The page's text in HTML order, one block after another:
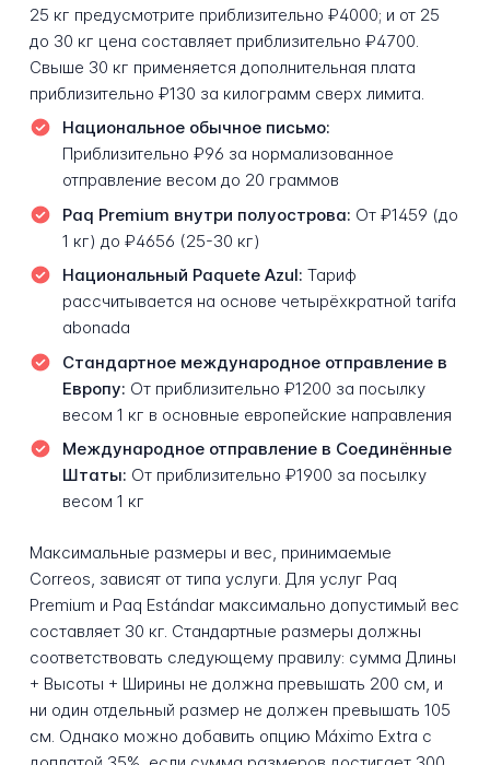
25 кг предусмотрите приблизительно ₽4000; и от 25
до 30 кг цена составляет приблизительно ₽4700.
Свыше 30 кг применяется дополнительная плата
приблизительно ₽130 за килограмм сверх лимита.
Национальное обычное письмо:
Приблизительно ₽96 за нормализованное
отправление весом до 20 граммов
Paq Premium внутри полуострова: От ₽1459 (до
1 кг) до ₽4656 (25-30 кг)
Национальный Paquete Azul: Тариф
рассчитывается на основе четырёхкратной tarifa
abonada
Стандартное международное отправление в
Европу: От приблизительно ₽1200 за посылку
весом 1 кг в основные европейские направления
Международное отправление в Соединённые
Штаты: От приблизительно ₽1900 за посылку
весом 1 кг
Максимальные размеры и вес, принимаемые
Correos, зависят от типа услуги. Для услуг Paq
Premium и Paq Estándar максимально допустимый вес
составляет 30 кг. Стандартные размеры должны
соответствовать следующему правилу: сумма Длины
+ Высоты + Ширины не должна превышать 200 см, и
ни один отдельный размер не должен превышать 105
см. Однако можно добавить опцию Máximo Extra с